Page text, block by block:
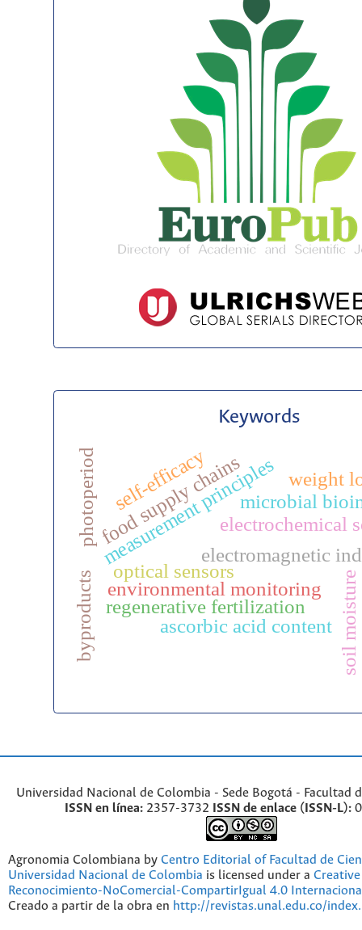
Keywords
electrochemical
electromagnetic
environmental monitoring
measurement principles
soil moisture
microbial
regenerative fertilization
food supply chains
ascorbic acid content
weight
self-efficacy
byproducts optical sensors
photoperiod
Universidad Nacional de Colombia - Sede Bogotá - Facultad
ISSN en línea: 2357-3732 ISSN de enlace (ISSN-L):
Agronomia Colombiana by Centro Editorial of Facultad de
Universidad Nacional de Colombia is licensed under a
Reconocimiento-NoComercial-CompartirIgual 4.0
Creado a partir de la obra en http://revistas.unal.edu.co/